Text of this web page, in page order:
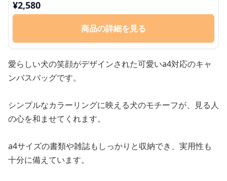
¥2,580
商品の詳細を見る
愛らしい犬の笑顔がデザインされた可愛いa4対応のキャ
ンバスバッグです。
シンプルなカラーリングに映える犬のモチーフが、見る人
の心を和ませてくれます。
a4サイズの書類や雑誌もしっかりと収納でき、実用性も
十分に備えています。